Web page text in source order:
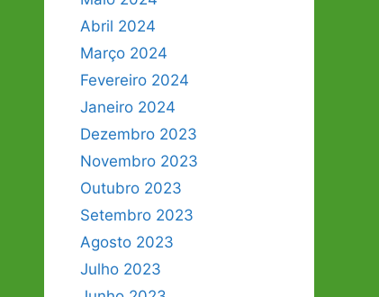
Abril 2024
Março 2024
Fevereiro 2024
Janeiro 2024
Dezembro 2023
Novembro 2023
Outubro 2023
Setembro 2023
Agosto 2023
Julho 2023